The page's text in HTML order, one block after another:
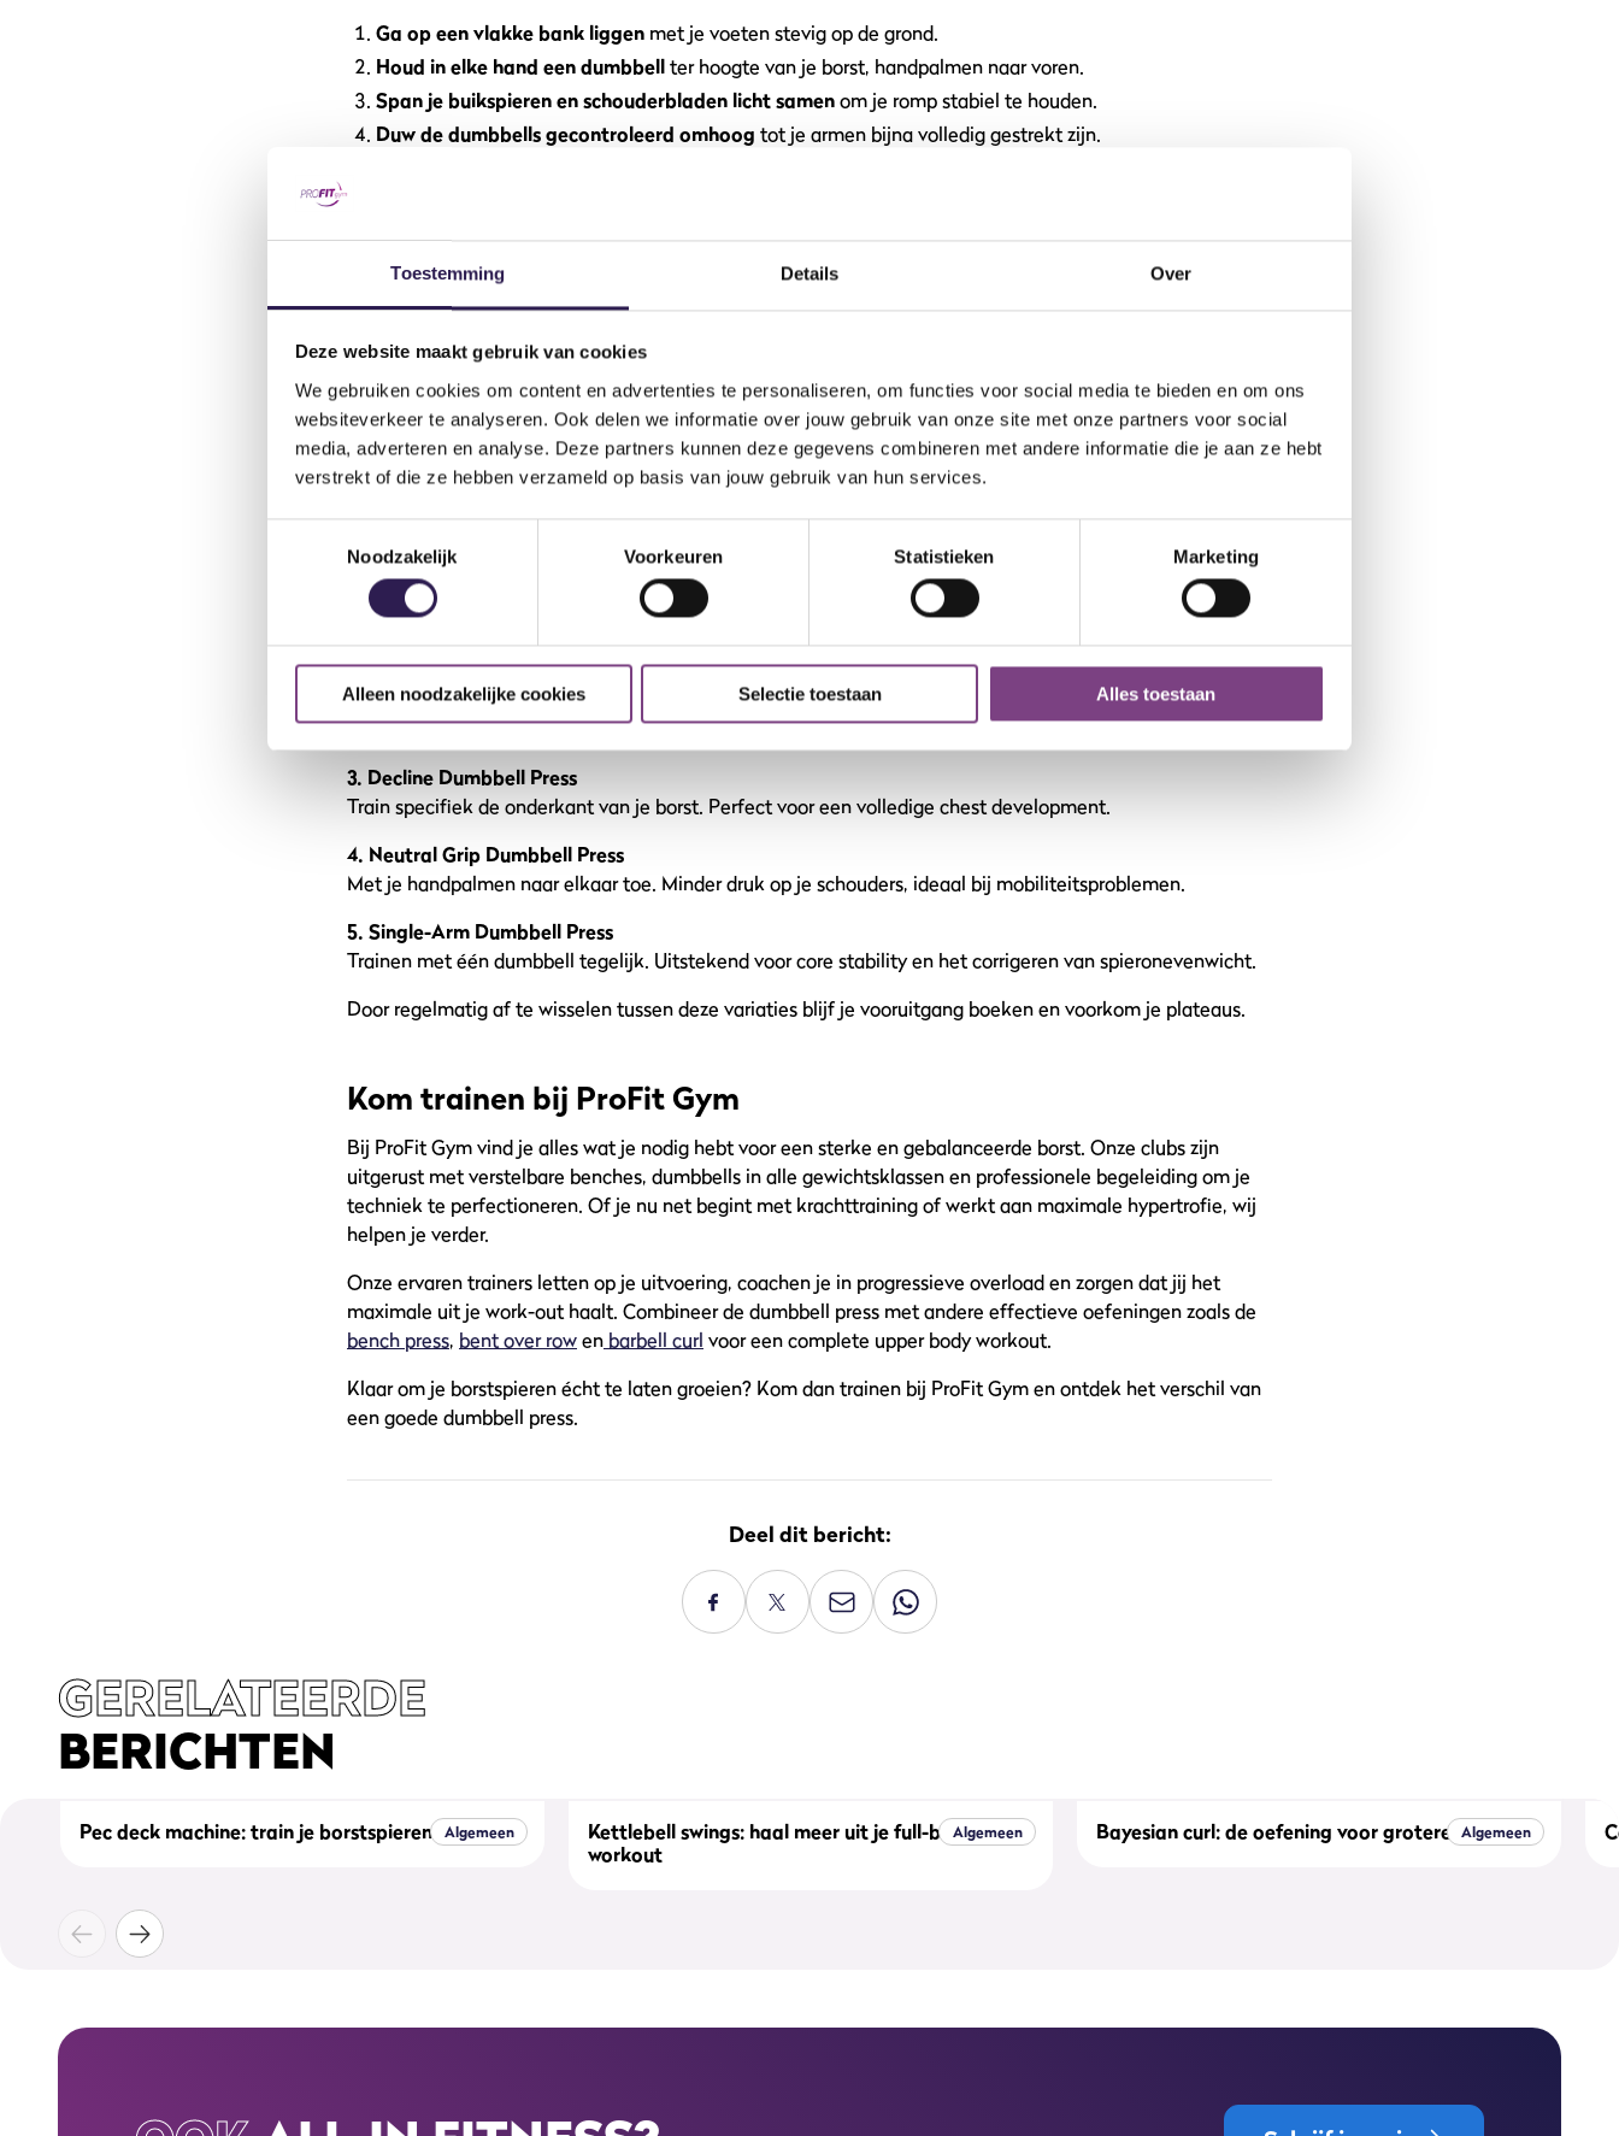
Toestemming Details Over
Deze website maakt gebruik van cookies
We gebruiken cookies om content en advertenties te personaliseren, om functies voor social media te bieden en om ons
websiteverkeer te analyseren. Ook delen we informatie over jouw gebruik van onze site met onze partners voor social
media, adverteren en analyse. Deze partners kunnen deze gegevens combineren met andere informatie die je aan ze hebt
verstrekt of die ze hebben verzameld op basis van jouw gebruik van hun services.
Noodzakelijk
Voorkeuren Statistieken Marketing
Alleen noodzakelijke cookies Selectie toestaan Alles toestaan
Ga op een vlakke bank liggen met je voeten stevig op de grond.
Houd in elke hand een dumbbellter hoogte van je borst, handpalmen naar voren.
Span je buikspieren en schouderbladen licht samenom je romp stabiel te houden.
Duw de dumbbells gecontroleerd omhoog tot je armen bijna volledig gestrekt zijn.
Tips:
Beweeg gecontroleerd en geen ‘zwaaiende’ beweging.
Laat de dumbbells niet tegen elkaar botsen bovenin.
Verschillende variaties van de dumbbell press
Er bestaan verschillende variaties waarmee je andere spierdelen aanspreekt of je training uitdagender
maakt:
1. Flat Dumbbell Press
De klassieke variant. Focus op het midden van je borstspieren.
2. Incline Dumbbell Press
Op een bank van 30–45 graden. Meer nadruk op je bovenborst en schouders.
3. Decline Dumbbell Press
Train specifiek de onderkant van je borst. Perfect voor een volledige chest development.
4. Neutral Grip Dumbbell Press
Met je handpalmen naar elkaar toe. Minder druk op je schouders, ideaal bij mobiliteitsproblemen.
5. Single-Arm Dumbbell Press
Trainen met één dumbbell tegelijk. Uitstekend voor core stability en het corrigeren van spieronevenwicht.
Door regelmatig af te wisselen tussen deze variaties blijf je vooruitgang boeken en voorkom je plateaus.
Kom trainen bij ProFit Gym
Bij ProFit Gym vind je alles wat je nodig hebt voor een sterke en gebalanceerde borst. Onze clubs zijn
uitgerust met verstelbare benches, dumbbells in alle gewichtsklassen en professionele begeleiding om je
techniek te perfectioneren. Of je nu net begint met krachttraining of werkt aan maximale hypertrofie, wij
helpen je verder.
Onze ervaren trainers letten op je uitvoering, coachen je in progressieve overload en zorgen dat jij het
maximale uit je work-out haalt. Combineer de dumbbell press met andere effectieve oefeningen zoals de
bench press, bent over rowen barbell curl voor een complete upper body workout.
Klaar om je borstspieren écht te laten groeien? Kom dan trainen bij ProFit Gym en ontdek het verschil van
een goede dumbbell press.
Deel dit bericht:
GERELATEERDE
BERICHTEN
Algemeen
Pec deck machine: train je borstspieren optimaal Algemeen
Kettlebell swings: haal meer uit je full-body
workout
Algemeen
Bayesian curl: de oefening voor grotere biceps